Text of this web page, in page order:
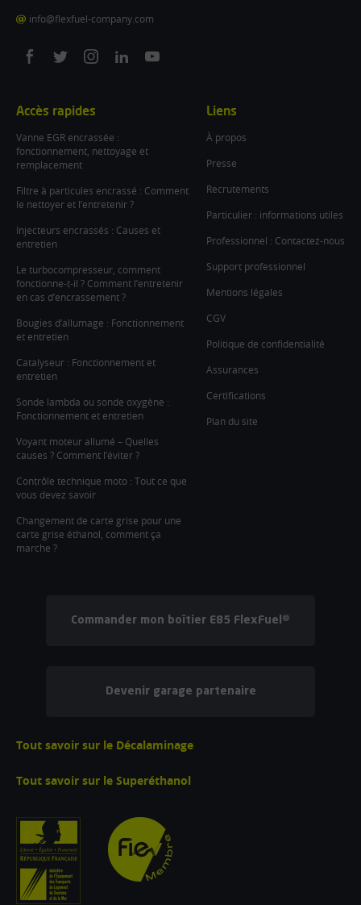
info@flexfuel-company.com
On
On
On
On
On
Accès rapides
Vanne EGR encrassée :
fonctionnement, nettoyage et
remplacement
Filtre à particules encrassé : Comment
le nettoyer et l’entretenir ?
Injecteurs encrassés : Causes et
entretien
Le turbocompresseur, comment
fonctionne-t-il ? Comment l’entretenir
en cas d’encrassement ?
Bougies d’allumage : Fonctionnement
et entretien
Catalyseur : Fonctionnement et
entretien
Sonde lambda ou sonde oxygène :
Fonctionnement et entretien
Voyant moteur allumé – Quelles
causes ? Comment l’éviter ?
Contrôle technique moto : Tout ce que
vous devez savoir
Changement de carte grise pour une
carte grise éthanol, comment ça
marche ?
Liens
À propos
Presse
Recrutements
Particulier : informations utiles
Professionnel : Contactez-nous
Support professionnel
Mentions légales
CGV
Politique de confidentialité
Assurances
Certifications
Plan du site
Commander mon boîtier E85 FlexFuel®
Devenir garage partenaire
Tout savoir sur le Décalaminage
Tout savoir sur le Superéthanol